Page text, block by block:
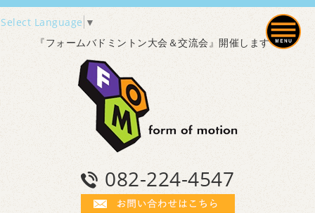
Select Language ▼
『フォームバドミントン大会＆交流会』開催します！
082-224-4547